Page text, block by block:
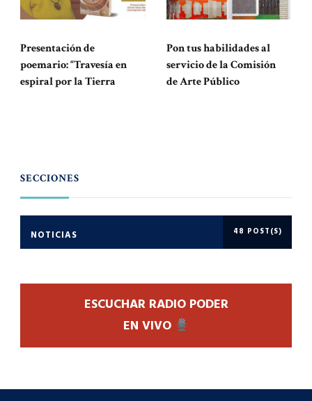
Presentación de
poemario: “Travesía en
espiral por la Tierra
Pon tus habilidades al
servicio de la Comisión
de Arte Público
SECCIONES
NOTICIAS 48 POST(S)
ESCUCHAR RADIO PODER
EN VIVO